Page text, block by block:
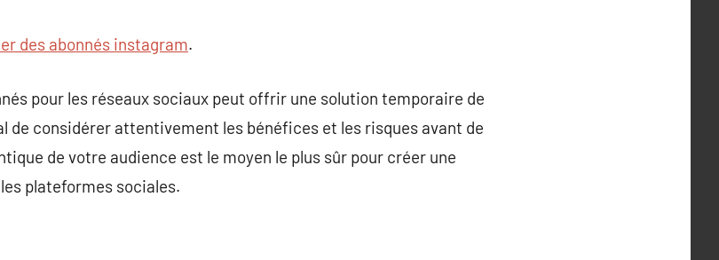
des abonnés instagram.
pour les réseaux sociaux peut offrir une solution temporaire de
de considérer attentivement les bénéfices et les risques avant de
de votre audience est le moyen le plus sûr pour créer une
plateformes sociales.